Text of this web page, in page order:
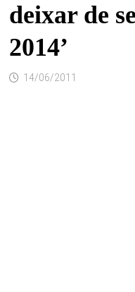
deixar de
2014’
14/06/2011